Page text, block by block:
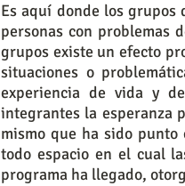
Es aquí donde los
personas con problemas
grupos existe un efecto
situaciones o
experiencia de vida y
integrantes la esperanza
mismo que ha sido
todo espacio en el cual
programa ha llegado,